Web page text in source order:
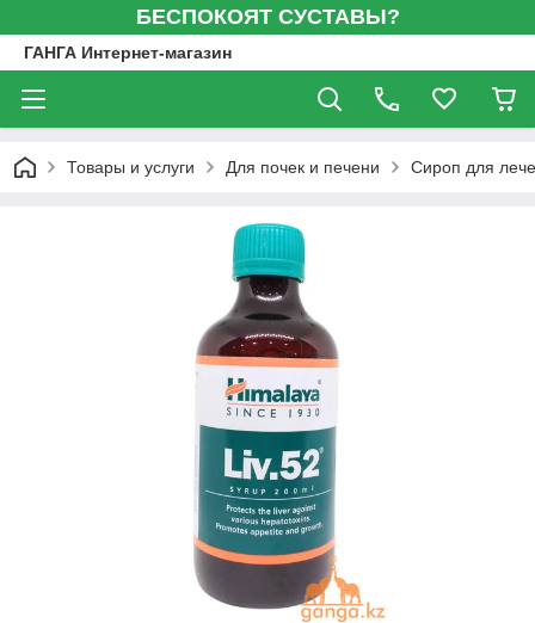
БЕСПОКОЯТ СУСТАВЫ?
ГАНГА Интернет-магазин
Товары и услуги Для почек и печени Сироп для